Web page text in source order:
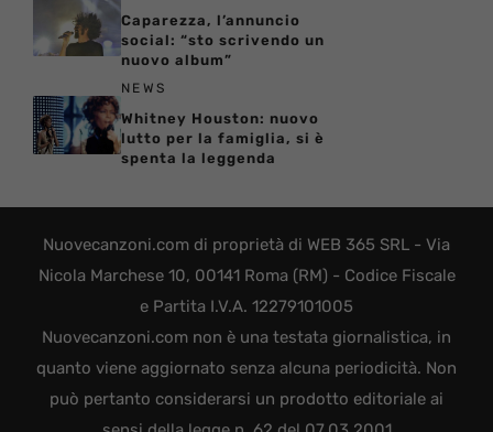
Caparezza, l’annuncio
social: “sto scrivendo un
nuovo album”
NEWS
Whitney Houston: nuovo
lutto per la famiglia, si è
spenta la leggenda
Nuovecanzoni.com di proprietà di WEB 365 SRL - Via
Nicola Marchese 10, 00141 Roma (RM) - Codice Fiscale
e Partita I.V.A. 12279101005
Nuovecanzoni.com non è una testata giornalistica, in
quanto viene aggiornato senza alcuna periodicità. Non
può pertanto considerarsi un prodotto editoriale ai